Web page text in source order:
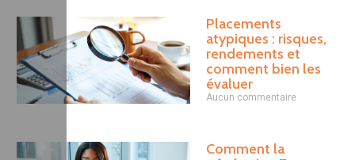
Placements
atypiques : risques,
rendements et
comment bien les
évaluer
Aucun commentaire
Comment la